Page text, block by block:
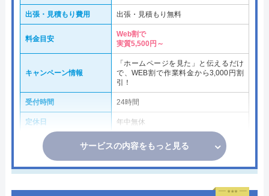
出張・見積もり費用 出張・見積もり無料
料金目安
Web割で
実質5,500円～
キャンペーン情報
「ホームページを見た」と伝えるだけ
で、WEB割で作業料金から3,000円割
引！
受付時間 24時間
定休日 年中無休
サービスの内容をもっと見る